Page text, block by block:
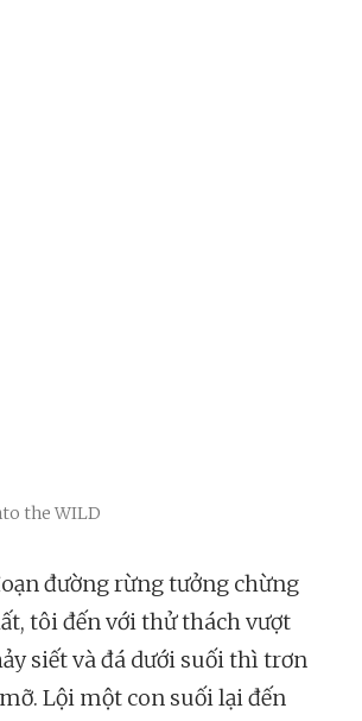
the WILD
đường rừng tưởng chừng
tôi đến với thử thách vượt
siết và đá dưới suối thì trơn
Lội một con suối lại đến